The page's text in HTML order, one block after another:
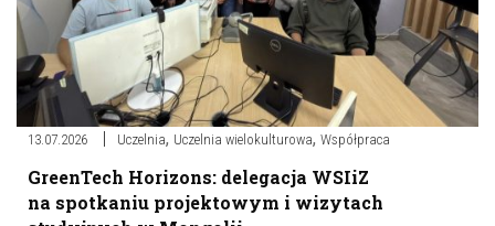
13.07.2026 Uczelnia, Uczelnia wielokulturowa, Współpraca
GreenTech Horizons: delegacja WSIiZ
na spotkaniu projektowym i wizytach